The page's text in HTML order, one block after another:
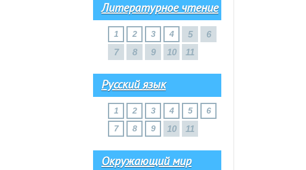
Литературное чтение
1 2 3 4 5
6
7
8 9 10 11
Русский язык
1 2 3 4 5
6
7
8 9 10 11
Окружающий мир